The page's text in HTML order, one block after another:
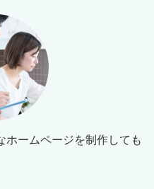
ホームページを制作しても